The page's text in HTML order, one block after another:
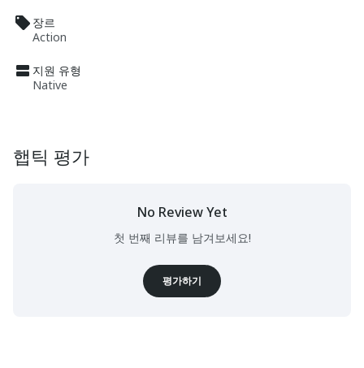
장르
Action
지원 유형
Native
햅틱 평가
No Review Yet
첫 번째 리뷰를 남겨보세요!
평가하기